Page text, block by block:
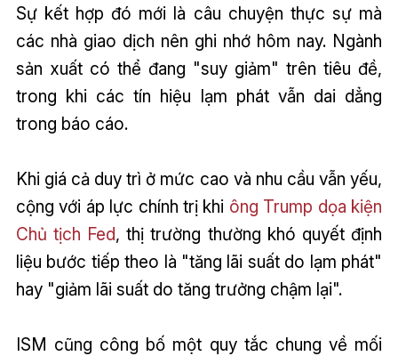
Sự kết hợp đó mới là câu chuyện thực sự mà
các nhà giao dịch nên ghi nhớ hôm nay. Ngành
sản xuất có thể đang "suy giảm" trên tiêu đề,
trong khi các tín hiệu lạm phát vẫn dai dẳng
trong báo cáo.
Khi giá cả duy trì ở mức cao và nhu cầu vẫn yếu,
cộng với áp lực chính trị khi ông Trump dọa kiện
Chủ tịch Fed, thị trường thường khó quyết định
liệu bước tiếp theo là "tăng lãi suất do lạm phát"
hay "giảm lãi suất do tăng trưởng chậm lại".
ISM cũng công bố một quy tắc chung về mối